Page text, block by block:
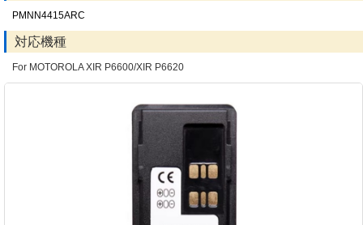
PMNN4415ARC
対応機種
For MOTOROLA XIR P6600/XIR P6620